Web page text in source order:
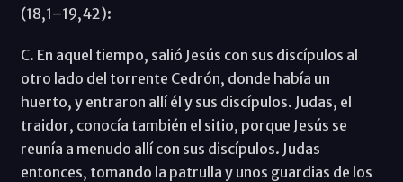
(18,1–19,42):
C. En aquel tiempo, salió Jesús con sus discípulos al
otro lado del torrente Cedrón, donde había un
huerto, y entraron allí él y sus discípulos. Judas, el
traidor, conocía también el sitio, porque Jesús se
reunía a menudo allí con sus discípulos. Judas
entonces, tomando la patrulla y unos guardias de los